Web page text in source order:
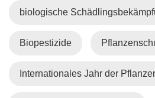
biologische
Biopestizide
Internationales Jahr der